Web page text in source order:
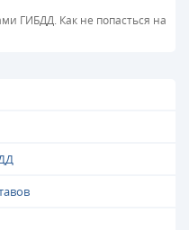
ГИБДД. Как не попасться на